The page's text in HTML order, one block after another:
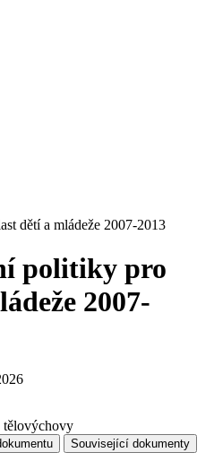
dětí a mládeže 2007-2013
politiky pro
2007-
tělovýchovy
Související dokumenty